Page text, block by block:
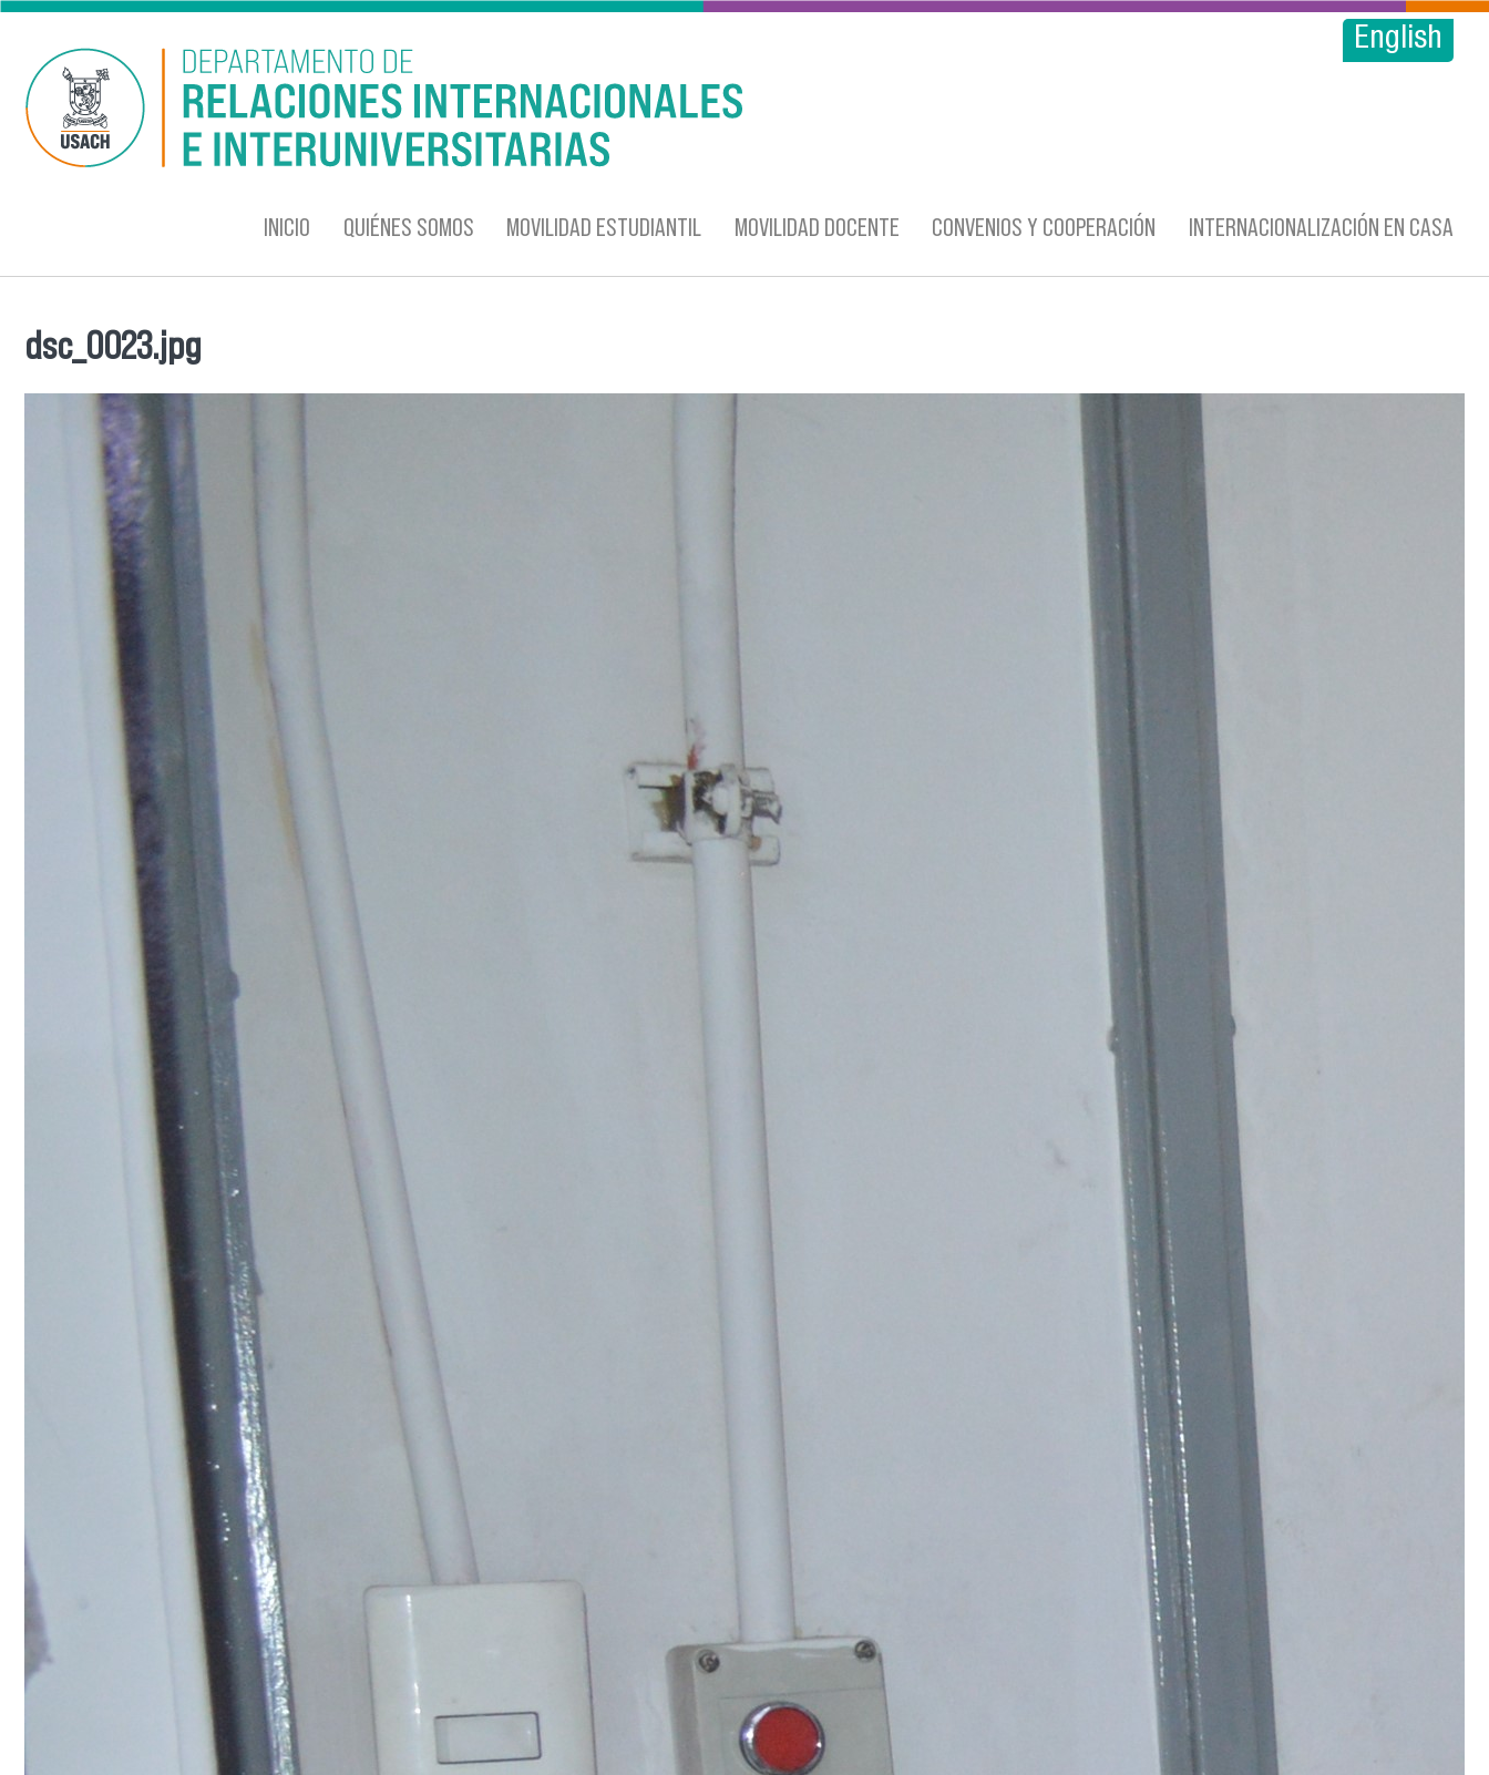
Pasar al contenido principal
English
INICIO QUIÉNES SOMOS MOVILIDAD ESTUDIANTIL MOVILIDAD DOCENTE CONVENIOS Y COOPERACIÓN INTERNACIONALIZACIÓN EN CASA
Se encuentra usted aquí
dsc_0023.jpg